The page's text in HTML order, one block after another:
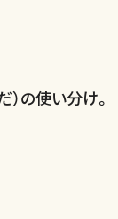
）の使い分け。